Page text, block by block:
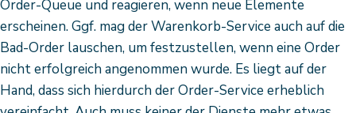
Order-Queue und reagieren, wenn neue Elemente
erscheinen. Ggf. mag der Warenkorb-Service auch auf die
Bad-Order lauschen, um festzustellen, wenn eine Order
nicht erfolgreich angenommen wurde. Es liegt auf der
Hand, dass sich hierdurch der Order-Service erheblich